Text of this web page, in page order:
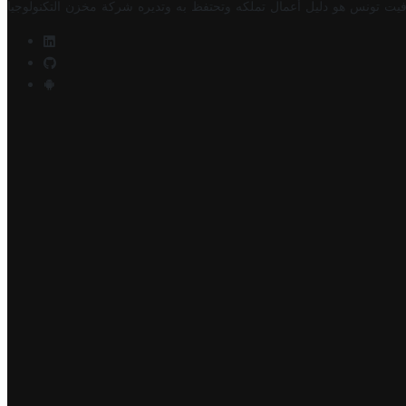
تونس هو دليل أعمال تملكه وتحتفظ به وتديره شركة مخزن التكنولوجيا